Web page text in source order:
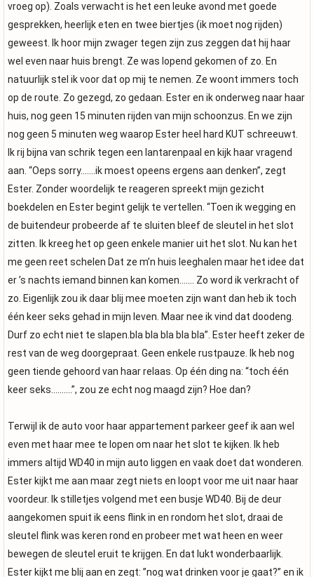
vroeg op). Zoals verwacht is het een leuke avond met goede
gesprekken, heerlijk eten en twee biertjes (ik moet nog rijden)
geweest. Ik hoor mijn zwager tegen zijn zus zeggen dat hij haar
wel even naar huis brengt. Ze was lopend gekomen of zo. En
natuurlijk stel ik voor dat op mij te nemen. Ze woont immers toch
op de route. Zo gezegd, zo gedaan. Ester en ik onderweg naar haar
huis, nog geen 15 minuten rijden van mijn schoonzus. En we zijn
nog geen 5 minuten weg waarop Ester heel hard KUT schreeuwt.
Ik rij bijna van schrik tegen een lantarenpaal en kijk haar vragend
aan. “Oeps sorry…….ik moest opeens ergens aan denken”, zegt
Ester. Zonder woordelijk te reageren spreekt mijn gezicht
boekdelen en Ester begint gelijk te vertellen. “Toen ik wegging en
de buitendeur probeerde af te sluiten bleef de sleutel in het slot
zitten. Ik kreeg het op geen enkele manier uit het slot. Nu kan het
me geen reet schelen Dat ze m’n huis leeghalen maar het idee dat
er ’s nachts iemand binnen kan komen……. Zo word ik verkracht of
zo. Eigenlijk zou ik daar blij mee moeten zijn want dan heb ik toch
één keer seks gehad in mijn leven. Maar nee ik vind dat doodeng.
Durf zo echt niet te slapen.bla bla bla bla bla”. Ester heeft zeker de
rest van de weg doorgepraat. Geen enkele rustpauze. Ik heb nog
geen tiende gehoord van haar relaas. Op één ding na: “toch één
keer seks……….”, zou ze echt nog maagd zijn? Hoe dan?
Terwijl ik de auto voor haar appartement parkeer geef ik aan wel
even met haar mee te lopen om naar het slot te kijken. Ik heb
immers altijd WD40 in mijn auto liggen en vaak doet dat wonderen.
Ester kijkt me aan maar zegt niets en loopt voor me uit naar haar
voordeur. Ik stilletjes volgend met een busje WD40. Bij de deur
aangekomen spuit ik eens flink in en rondom het slot, draai de
sleutel flink was keren rond en probeer met wat heen en weer
bewegen de sleutel eruit te krijgen. En dat lukt wonderbaarlijk.
Ester kijkt me blij aan en zegt: ”nog wat drinken voor je gaat?” en ik